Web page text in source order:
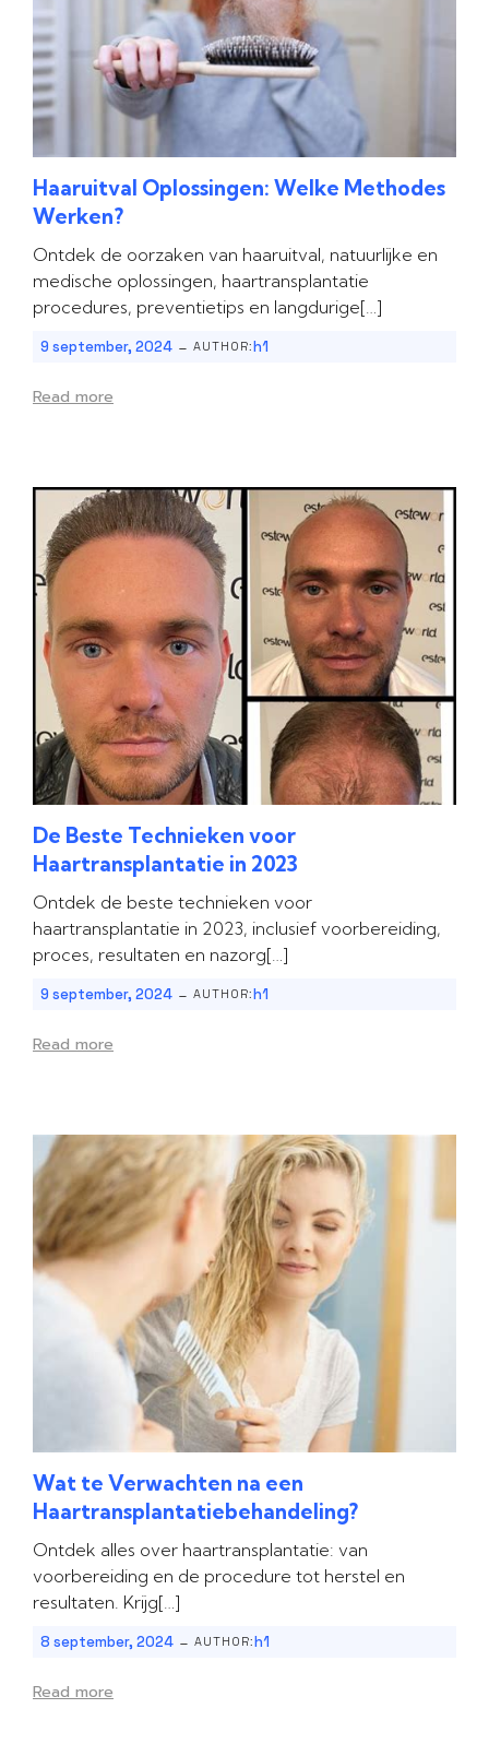
Haaruitval Oplossingen: Welke Methodes
Werken?
Ontdek de oorzaken van haaruitval, natuurlijke en
medische oplossingen, haartransplantatie
procedures, preventietips en langdurige[…]
9 september, 2024 - AUTHOR:h1
Read more
De Beste Technieken voor
Haartransplantatie in 2023
Ontdek de beste technieken voor
haartransplantatie in 2023, inclusief voorbereiding,
proces, resultaten en nazorg[…]
9 september, 2024 - AUTHOR:h1
Read more
Wat te Verwachten na een
Haartransplantatiebehandeling?
Ontdek alles over haartransplantatie: van
voorbereiding en de procedure tot herstel en
resultaten. Krijg[…]
8 september, 2024 - AUTHOR:h1
Read more